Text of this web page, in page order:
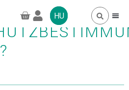
HU
ICH DIE